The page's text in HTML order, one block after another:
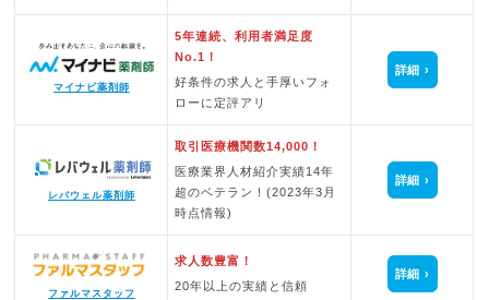
マイナビ薬剤師
5年連続、利用者満足度
No.1！
好条件の求人と手厚いフォ
ローに定評アリ
詳細
レバウェル薬剤師
取引医療機関数14,000！
医療業界人材紹介実績14年
超のベテラン！(2023年3月
時点情報)
詳細
ファルマスタッフ
求人数豊富！
20年以上の実績と信頼
詳細